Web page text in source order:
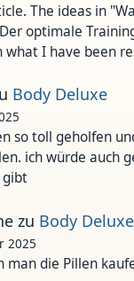
The ideas in
optimale
what I have been
Body Deluxe
so toll geholfen
ich würde auch
gibt
zu Body Deluxe
2025
man die Pillen